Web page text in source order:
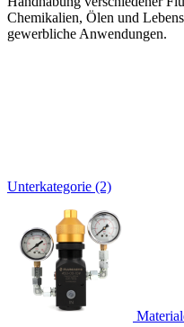
Chemikalien, Ölen und
gewerbliche Anwendungen.
Unterkategorie (2)